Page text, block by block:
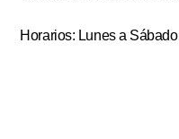
Horarios: Lunes a